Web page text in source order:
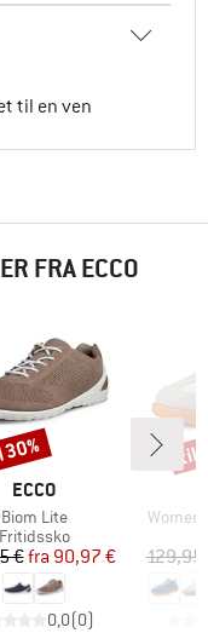
til en ven
FRA ECCO
MÆRKE
ECCO
Artikel
Biom Lite
Produktgruppe
Fritidssko
Pris
€ Nedsat pris
fra 90,97 €
0,0(0)
Artikel
129,95
til